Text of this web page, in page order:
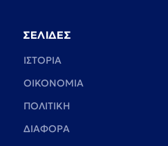
ΣΕΛΙΔΕΣ
ΙΣΤΟΡΙΑ
ΟΙΚΟΝΟΜΙΑ
ΠΟΛΙΤΙΚΗ
ΔΙΑΦΟΡΑ